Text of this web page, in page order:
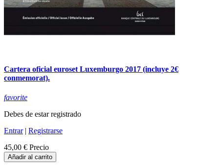
Cartera oficial euroset Luxemburgo 2017 (incluye 2€
conmemorat).
favorite
Debes de estar registrado
Entrar| Registrarse
45,00 € Precio
Añadir al carrito